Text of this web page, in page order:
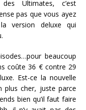
Ultimates, c’est
pas que vous ayez
version deluxe qui
beaucoup
coûte 36 € contre 29
Est-ce la nouvelle
plus cher, juste parce
bien qu’il faut faire